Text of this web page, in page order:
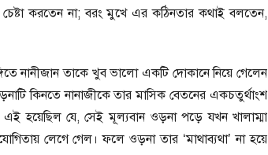
করতেন না;বরং মুখে এর কঠিনতার কথাই বলতেন,
নানীজান তাকে খুব ভালো একটি দোকানে নিয়ে গেলেন
কিনতে নানাজীকে তার মাসিক বেতনের একচতুর্থাংশ
হয়েছিল যে,সেই মূল্যবান ওড়না পড়ে যখন খালাম্মা
লেগে গেল। ফলে ওড়না তার ‘মাথাব্যথা’ না হয়ে